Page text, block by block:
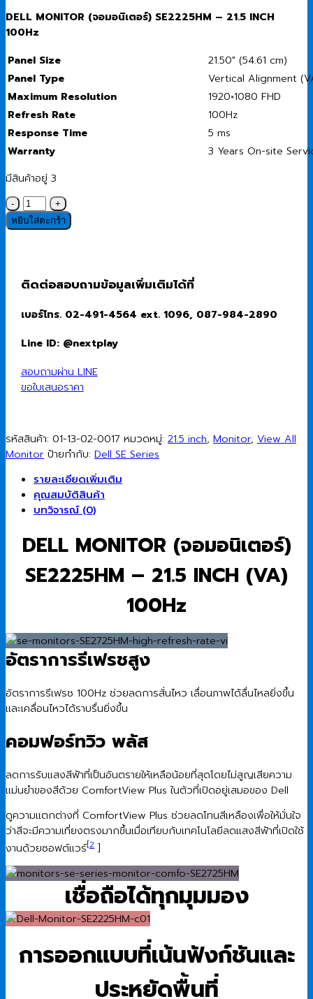
DELL MONITOR (จอมอนิเตอร์) SE2225HM – 21.5 INCH
100Hz
Panel Size
21.50″ (54.61 cm)
Panel Type
Vertical Alignment
Maximum Resolution
1920×1080 FHD
Refresh Rate
100Hz
Response Time
5 ms
Warranty
3 Years On-site
มีสินค้าอยู่ 3
จำนวน
Monitor
(จอ
SE2225HM
21.5"
100Hz
หยิบใส่ตะกร้า
ติดต่อสอบถามข้อมูลเพิ่มเติมได้ที่
เบอร์โทร. 02-491-4564 ext. 1096, 087-984-2890
Line ID: @nextplay
สอบถามผ่าน LINE
ขอใบเสนอราคา
รหัสสินค้า: 01-13-02-0017 หมวดหมู่: 21.5 inch, Monitor, View All
Monitor ป้ายกำกับ: Dell SE Series
รายละเอียดเพิ่มเติม
คุณสมบัติสินค้า
บทวิจารณ์ (0)
DELL MONITOR (จอมอนิเตอร์)
SE2225HM – 21.5 INCH (VA)
100Hz
อัตราการรีเฟรชสูง
อัตราการรีเฟรช 100Hz ช่วยลดการสั่นไหว เลื่อนภาพได้ลื่นไหลยิ่งขึ้น
และเคลื่อนไหวได้ราบรื่นยิ่งขึ้น
คอมฟอร์ทวิว พลัส
ลดการรับแสงสีฟ้าที่เป็นอันตรายให้เหลือน้อยที่สุดโดยไม่สูญเสียความ
แม่นยำของสีด้วย ComfortView Plus ในตัวที่เปิดอยู่เสมอของ Dell
ดูความแตกต่างที่ ComfortView Plus ช่วยลดโทนสีเหลืองเพื่อให้มั่นใจ
ว่าสีจะมีความเที่ยงตรงมากขึ้นเมื่อเทียบกับเทคโนโลยีลดแสงสีฟ้าที่เปิดใช้
งานด้วยซอฟต์แวร์[2 ]
เชื่อถือได้ทุกมุมมอง
การออกแบบที่เน้นฟังก์ชันและ
ประหยัดพื้นที่